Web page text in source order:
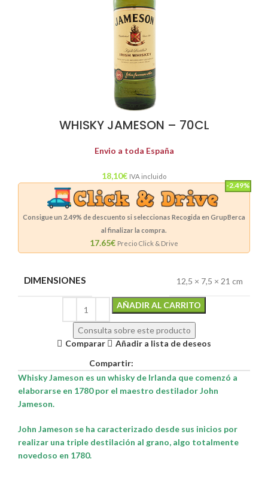
WHISKY JAMESON – 70CL
Envio a toda España
18,10€ IVA incluido
-2.49%
Consigue un 2.49% de descuento si seleccionas Recogida en GrupBerca
al finalizar la compra.
17.65€ Precio Click & Drive
DIMENSIONES 12,5 × 7,5 × 21 cm
AÑADIR AL CARRITO
Consulta sobre este producto
Comparar
Añadir a lista de deseos
Compartir:
Whisky Jameson es un whisky de Irlanda que comenzó a
elaborarse en 1780 por el maestro destilador John
Jameson.
John Jameson se ha caracterizado desde sus inicios por
realizar una triple destilación al grano, algo totalmente
novedoso en 1780.